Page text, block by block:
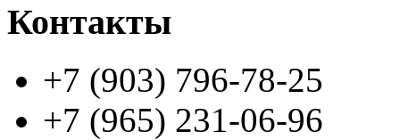
Контакты
+7 (903) 796-78-25
+7 (965) 231-06-96